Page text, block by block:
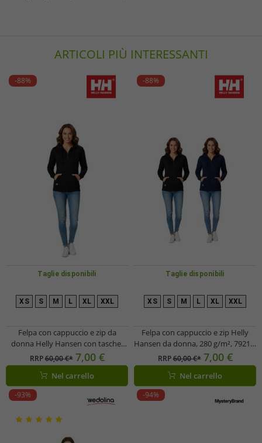
ARTICOLI PIÙ INTERESSANTI
-88%
Taglie disponibili
XS S M L XL XXL
Felpa con cappuccio e zip da
donna Helly Hansen con tasche,
280 g/m², 79217_990, nera
RRP60,00 €* 7,00 €
Nel carrello
-88%
Taglie disponibili
XS S M L XL XXL
Felpa con cappuccio e zip Helly
Hansen da donna, 280 g/m², 79217,
nera o blu scuro
RRP60,00 €* 7,00 €
Nel carrello
-93% -94%